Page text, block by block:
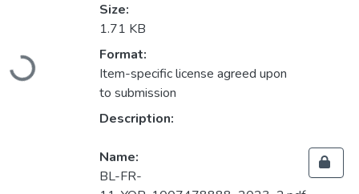
Loading...
Size:
1.71 KB
Format:
Item-specific license agreed upon
to submission
Description:
Name:
BL-FR-